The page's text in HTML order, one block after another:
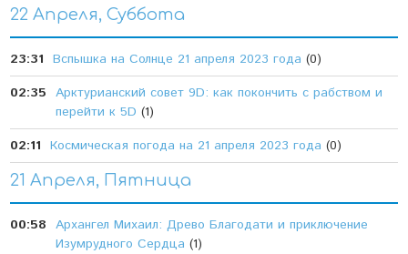
22 Апреля, Суббота
23:31 Вспышка на Солнце 21 апреля 2023 года (0)
02:35 Арктурианский совет 9D: как покончить с рабством и
перейти к 5D (1)
02:11 Космическая погода на 21 апреля 2023 года (0)
21 Апреля, Пятница
00:58 Архангел Михаил: Древо Благодати и приключение
Изумрудного Сердца (1)